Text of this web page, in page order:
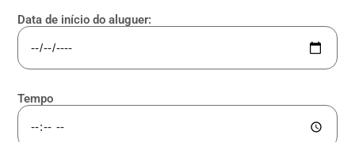
Data de início do aluguer:
Tempo